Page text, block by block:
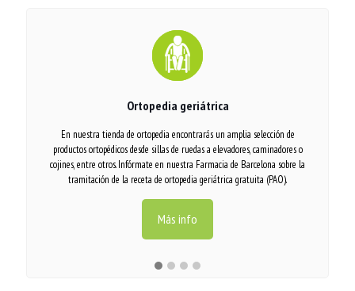
Ortopedia geriátrica
En nuestra tienda de ortopedia encontrarás un amplia selección de
productos ortopédicos desde sillas de ruedas a elevadores, caminadores o
cojines, entre otros. Infórmate en nuestra Farmacia de Barcelona sobre la
tramitación de la receta de ortopedia geriátrica gratuita (PAO).
Más info